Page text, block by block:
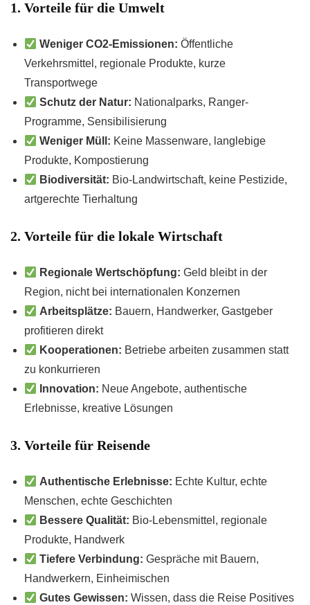
1. Vorteile für die Umwelt
Weniger CO2-Emissionen: Öffentliche
Verkehrsmittel, regionale Produkte, kurze
Transportwege
Schutz der Natur: Nationalparks, Ranger-
Programme, Sensibilisierung
Weniger Müll: Keine Massenware, langlebige
Produkte, Kompostierung
Biodiversität: Bio-Landwirtschaft, keine Pestizide,
artgerechte Tierhaltung
2. Vorteile für die lokale Wirtschaft
Regionale Wertschöpfung: Geld bleibt in der
Region, nicht bei internationalen Konzernen
Arbeitsplätze: Bauern, Handwerker, Gastgeber
profitieren direkt
Kooperationen: Betriebe arbeiten zusammen statt
zu konkurrieren
Innovation: Neue Angebote, authentische
Erlebnisse, kreative Lösungen
3. Vorteile für Reisende
Authentische Erlebnisse: Echte Kultur, echte
Menschen, echte Geschichten
Bessere Qualität: Bio-Lebensmittel, regionale
Produkte, Handwerk
Tiefere Verbindung: Gespräche mit Bauern,
Handwerkern, Einheimischen
Gutes Gewissen: Wissen, dass die Reise Positives